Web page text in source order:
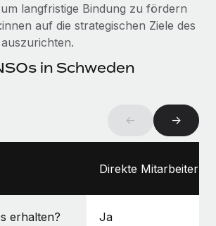
von Benefits
Produkten: Integration mit
und Contractor Management
unterstützen, die beste...
langfristige Bindung zu fördern
auf die strategischen Ziele des
in Schweden
← →
Direkte
erhalten? Ja